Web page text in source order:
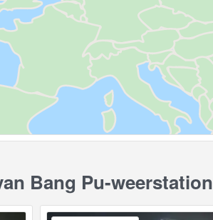
Bang Pu-weerstation